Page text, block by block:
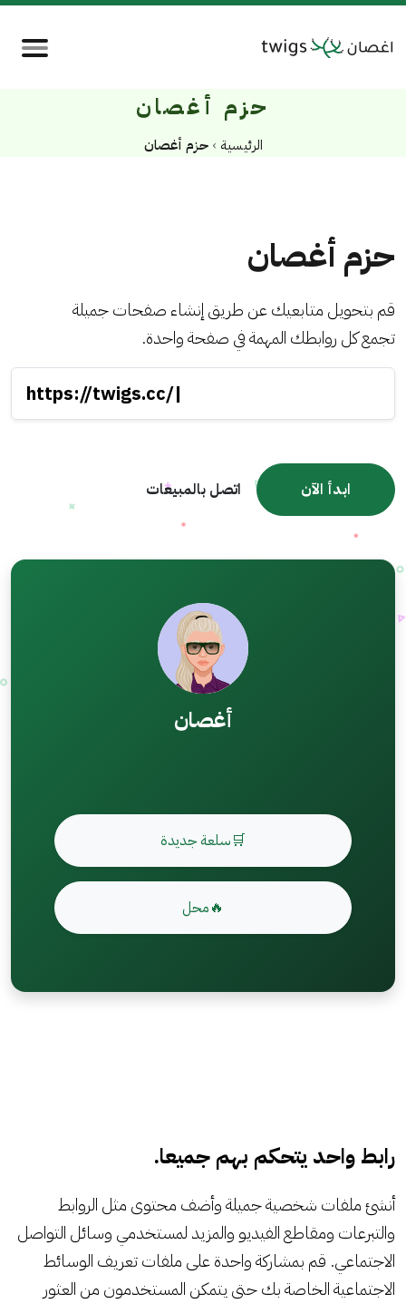
حزم أغصان
الرئيسية › حزم أغصان
حزم أغصان
قم بتحويل متابعيك عن طريق إنشاء صفحات جميلة
تجمع كل روابطك المهمة في صفحة واحدة.
https://twigs.cc/اسم
ابدأ الآن اتصل بالمبيعات
أغصان
🛒سلعة جديدة
🔥محل
رابط واحد يتحكم بهم جميعا.
أنشئ ملفات شخصية جميلة وأضف محتوى مثل الروابط
والتبرعات ومقاطع الفيديو والمزيد لمستخدمي وسائل التواصل
الاجتماعي. قم بمشاركة واحدة على ملفات تعريف الوسائط
الاجتماعية الخاصة بك حتى يتمكن المستخدمون من العثور